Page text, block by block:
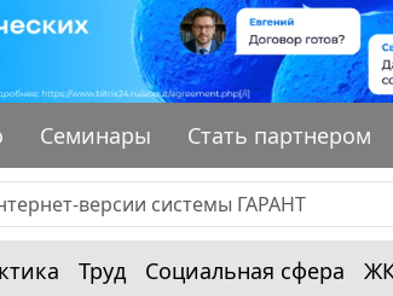
Семинары Стать партнером
Труд Социальная сфера